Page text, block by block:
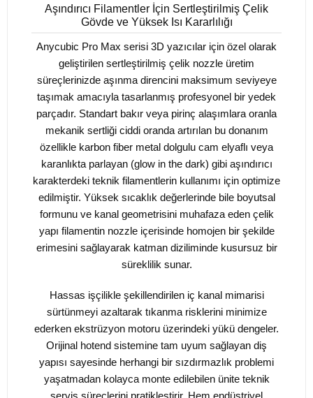
Aşındırıcı Filamentler İçin Sertleştirilmiş Çelik
Gövde ve Yüksek Isı Kararlılığı
Anycubic Pro Max serisi 3D yazıcılar için özel olarak
geliştirilen sertleştirilmiş çelik nozzle üretim
süreçlerinizde aşınma direncini maksimum seviyeye
taşımak amacıyla tasarlanmış profesyonel bir yedek
parçadır. Standart bakır veya pirinç alaşımlara oranla
mekanik sertliği ciddi oranda artırılan bu donanım
özellikle karbon fiber metal dolgulu cam elyaflı veya
karanlıkta parlayan (glow in the dark) gibi aşındırıcı
karakterdeki teknik filamentlerin kullanımı için optimize
edilmiştir. Yüksek sıcaklık değerlerinde bile boyutsal
formunu ve kanal geometrisini muhafaza eden çelik
yapı filamentin nozzle içerisinde homojen bir şekilde
erimesini sağlayarak katman diziliminde kusursuz bir
süreklilik sunar.
Hassas işçilikle şekillendirilen iç kanal mimarisi
sürtünmeyi azaltarak tıkanma risklerini minimize
ederken ekstrüzyon motoru üzerindeki yükü dengeler.
Orijinal hotend sistemine tam uyum sağlayan diş
yapısı sayesinde herhangi bir sızdırmazlık problemi
yaşatmadan kolayca monte edilebilen ünite teknik
servis süreçlerini pratikleştirir. Hem endüstriyel